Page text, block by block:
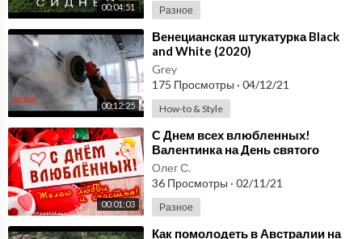
00:04:51 Разное
00:12:25
⁣Венецианская штукатурка Black
and White (2020)
Grey
175 Просмотры · 04/12/21
How-to & Style
00:01:03
⁣С Днем всех влюбленных!
Валентинка на День святого
Валентина 14 февраля!
Олег С.
36 Просмотры · 02/11/21
Разное
⁣Как помолодеть в Австралии на